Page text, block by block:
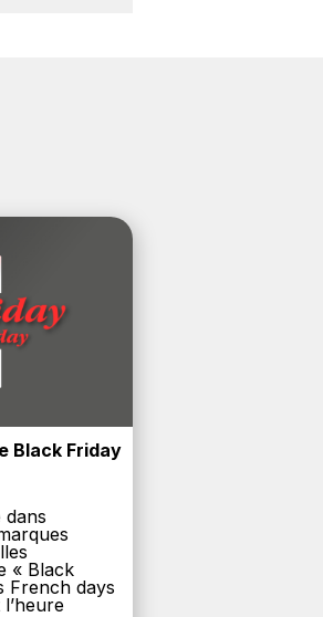
Black Friday
dans
« Black
French days